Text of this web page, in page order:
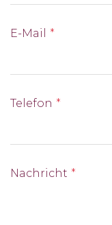
E-Mail
Telefon
Nachricht